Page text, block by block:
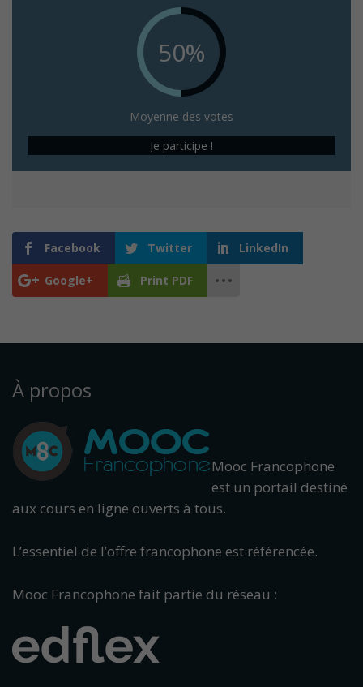
50%
Moyenne des votes
Je participe !
Facebook Twitter LinkedIn
Google+ Print PDF
À propos
Mooc Francophone
est un portail destiné
aux cours en ligne ouverts à tous.
L’essentiel de l’offre francophone est référencée.
Mooc Francophone fait partie du réseau :